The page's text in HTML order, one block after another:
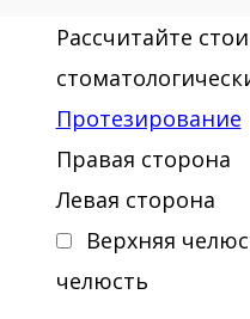
Рассчитайте
Протезирование
Правая сторона
Левая сторона
Верхняя
челюсть